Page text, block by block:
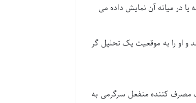
در میانه آن نمایش داده می
او را به موقعیت یک تحلیل گر
یک مصرف کننده منفعل سرگرمی به